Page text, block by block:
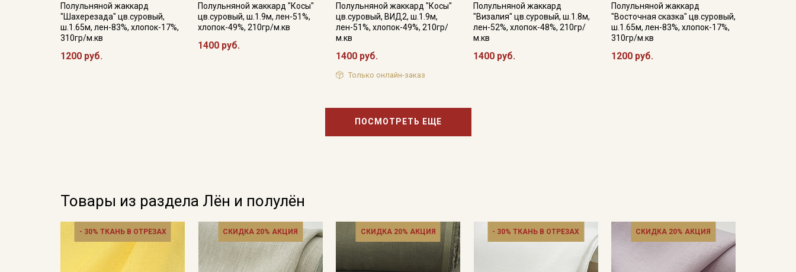
Полульняной жаккард
"Шахерезада" цв.суровый,
ш.1.65м, лен-83%, хлопок-17%,
310гр/м.кв
1200 руб.
Полульняной жаккард "Косы"
цв.суровый, ш.1.9м, лен-51%,
хлопок-49%, 210гр/м.кв
1400 руб.
Полульняной жаккард "Косы"
цв.суровый, ВИД2, ш.1.9м,
лен-51%, хлопок-49%, 210гр/
м.кв
1400 руб.
Только онлайн-заказ
Полульняной жаккард
"Визалия" цв.суровый, ш.1.8м,
лен-52%, хлопок-48%, 210гр/
м.кв
1400 руб.
Полульняной жаккард
"Восточная сказка" цв.суровый,
ш.1.65м, лен-83%, хлопок-17%,
310гр/м.кв
1200 руб.
ПОСМОТРЕТЬ ЕЩЕ
Товары из раздела Лён и полулён
- 30% ТКАНЬ В ОТРЕЗАХ СКИДКА 20% АКЦИЯ СКИДКА 20% АКЦИЯ - 30% ТКАНЬ В ОТРЕЗАХ СКИДКА 20% АКЦИЯ
информационных рассылок